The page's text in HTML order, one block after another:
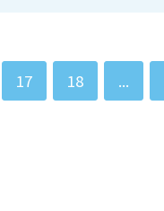
17 18 ...